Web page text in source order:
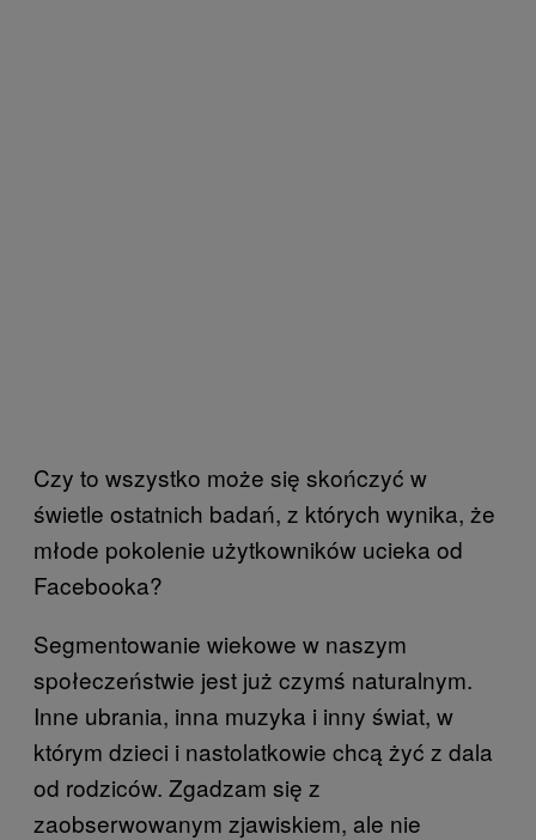
Czy to wszystko może się skończyć w
świetle ostatnich badań, z których wynika, że
młode pokolenie użytkowników ucieka od
Facebooka?
Segmentowanie wiekowe w naszym
społeczeństwie jest już czymś naturalnym.
Inne ubrania, inna muzyka i inny świat, w
którym dzieci i nastolatkowie chcą żyć z dala
od rodziców. Zgadzam się z
zaobserwowanym zjawiskiem, ale nie